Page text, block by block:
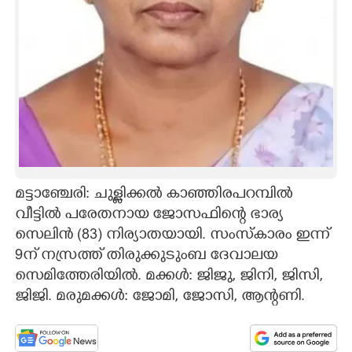
LITERATURE
ZOOM
CONTACT US
മട്ടാഞ്ചേരി: ചുള്ളിക്കൽ കാഞ്ഞിരപറമ്പിൽ
വീട്ടിൽ പരേതനായ ജോസഫിന്റെ ഭാര്യ
സെലിൻ (83) നിര്യാതയായി. സംസ്കാരം ഇന്ന്
9ന് നസ്രത്ത് തിരുക്കുടുംബ ദേവാലയ
സെമിത്തേരിയിൽ. മക്കൾ: ജിജു, ജിനി, ജിസി,
ജിജി. മരുമക്കൾ: ജോമി, ജോസി, ആന്റണി.